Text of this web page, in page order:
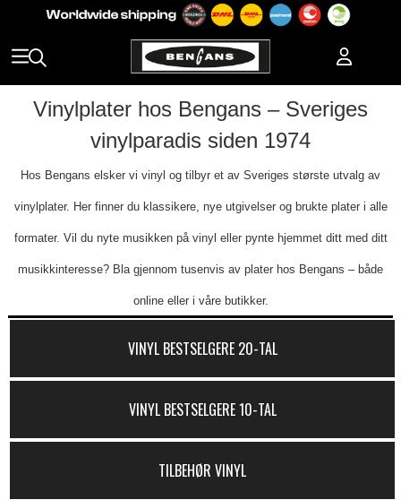
Vinylplater hos Bengans – Sveriges
vinylparadis siden 1974
Hos Bengans elsker vi vinyl og tilbyr et av Sveriges største utvalg av
vinylplater. Her finner du klassikere, nye utgivelser og brukte plater i alle
formater. Vil du nyte musikken på vinyl eller pynte hjemmet ditt med ditt
musikkinteresse? Bla gjennom tusenvis av plater hos Bengans – både
online eller i våre butikker.
VINYL BESTSELGERE 20-TAL
VINYL BESTSELGERE 10-TAL
TILBEHØR VINYL